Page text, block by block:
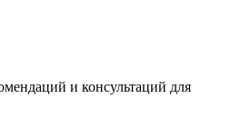
и консультаций для